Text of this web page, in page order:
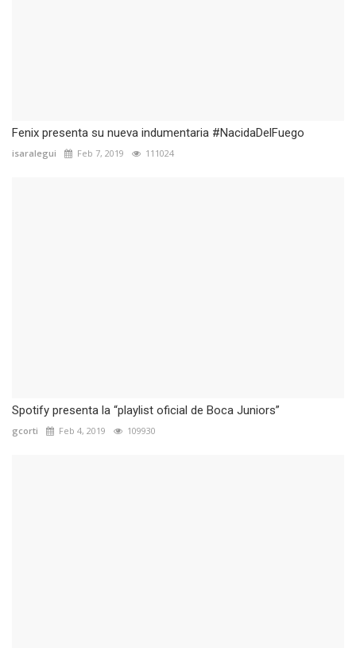
Fenix presenta su nueva indumentaria #NacidaDelFuego
isaralegui Feb 7, 2019 111024
Spotify presenta la “playlist oficial de Boca Juniors”
gcorti Feb 4, 2019 109930